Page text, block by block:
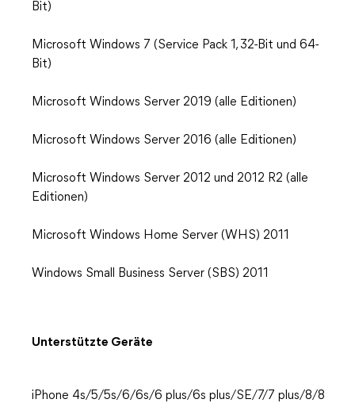
Bit)
Microsoft Windows 7 (Service Pack 1, 32-Bit und 64-
Bit)
Microsoft Windows Server 2019 (alle Editionen)
Microsoft Windows Server 2016 (alle Editionen)
Microsoft Windows Server 2012 und 2012 R2 (alle
Editionen)
Microsoft Windows Home Server (WHS) 2011
Windows Small Business Server (SBS) 2011
Unterstützte Geräte
iPhone 4s/5/5s/6/6s/6 plus/6s plus/SE/7/7 plus/8/8